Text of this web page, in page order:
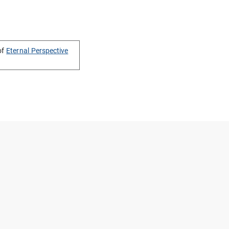
Eternal Perspective